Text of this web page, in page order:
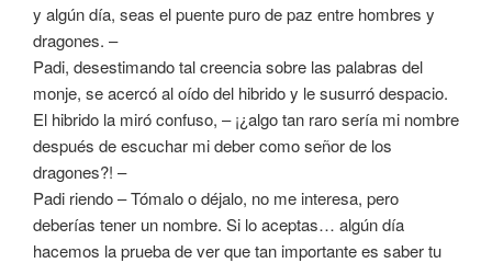
y algún día, seas el puente puro de paz entre hombres y
dragones. –
Padi, desestimando tal creencia sobre las palabras del
monje, se acercó al oído del hibrido y le susurró despacio.
El hibrido la miró confuso, – ¡¿algo tan raro sería mi nombre
después de escuchar mi deber como señor de los
dragones?! –
Padi riendo – Tómalo o déjalo, no me interesa, pero
deberías tener un nombre. Si lo aceptas… algún día
hacemos la prueba de ver que tan importante es saber tu